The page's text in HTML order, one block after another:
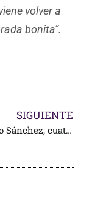
volver a
bonita”.
SIGUIENTE
Juan Pablo Sánchez, cuatro orejas en Tepatitlán